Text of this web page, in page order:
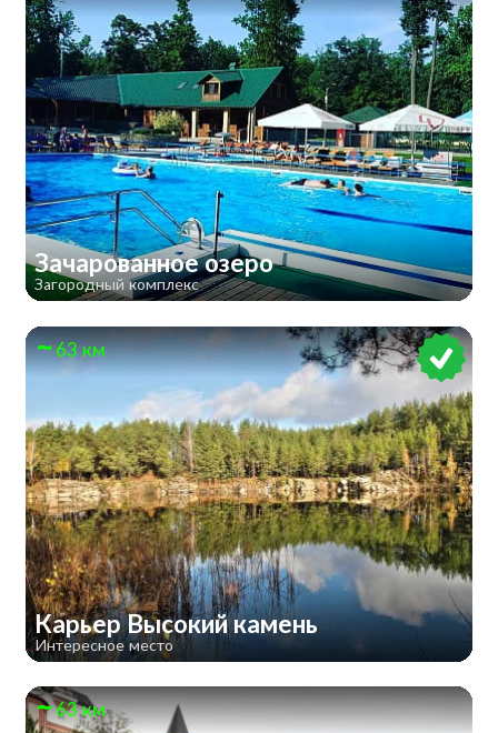
Зачарованное озеро
Загородный комплекс
63 км
Карьер Высокий камень
Интересное место
63 км